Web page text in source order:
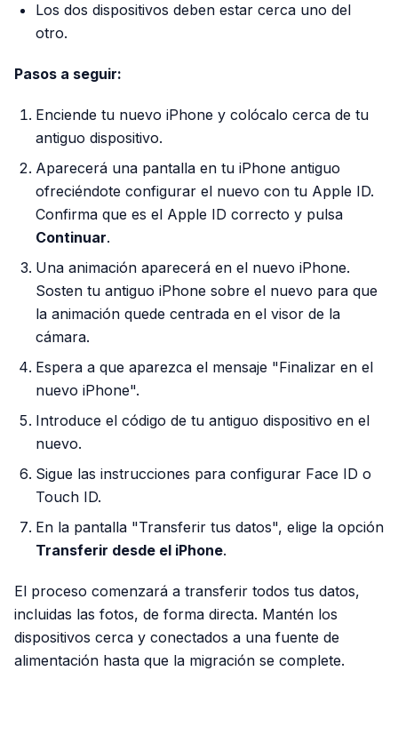
Los dos dispositivos deben estar cerca uno del
otro.
Pasos a seguir:
Enciende tu nuevo iPhone y colócalo cerca de tu
antiguo dispositivo.
Aparecerá una pantalla en tu iPhone antiguo
ofreciéndote configurar el nuevo con tu Apple ID.
Confirma que es el Apple ID correcto y pulsa
Continuar.
Una animación aparecerá en el nuevo iPhone.
Sosten tu antiguo iPhone sobre el nuevo para que
la animación quede centrada en el visor de la
cámara.
Espera a que aparezca el mensaje "Finalizar en el
nuevo iPhone".
Introduce el código de tu antiguo dispositivo en el
nuevo.
Sigue las instrucciones para configurar Face ID o
Touch ID.
En la pantalla "Transferir tus datos", elige la opción
Transferir desde el iPhone.
El proceso comenzará a transferir todos tus datos,
incluidas las fotos, de forma directa. Mantén los
dispositivos cerca y conectados a una fuente de
alimentación hasta que la migración se complete.